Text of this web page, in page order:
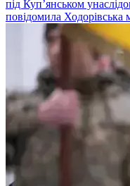
під Куп’янськом
повідомила Ходорівська